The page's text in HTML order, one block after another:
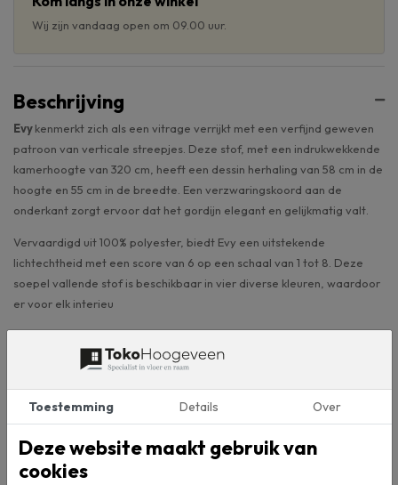
Wij zijn vandaag open om 09.00 uur.
Beschrijving
Evykenmerkt zich als een vitrage verrijkt met een verfijnd geweven
patroon van verticale streepjes. Deze stof, met een indrukwekkende
kamerhoogte van 320 cm, heeft een dessin herhaling van 58 cm in de
hoogte en 55 cm in de breedte. Een verzwaringskoord aan de
onderkant zorgt ervoor dat het gordijn elegant en gelijkmatig valt.
Vervaardigd uit 100% polyester, biedt Evy een uitstekende
lichtechtheid met een score van 6 op een schaal van 1 tot 8. Deze
soepel vallende stof is beschikbaar in vier diverse kleuren, waardoor
er voor elk interieu
Specificaties
Toestemming Details Over
Deze website maakt gebruik van
cookies